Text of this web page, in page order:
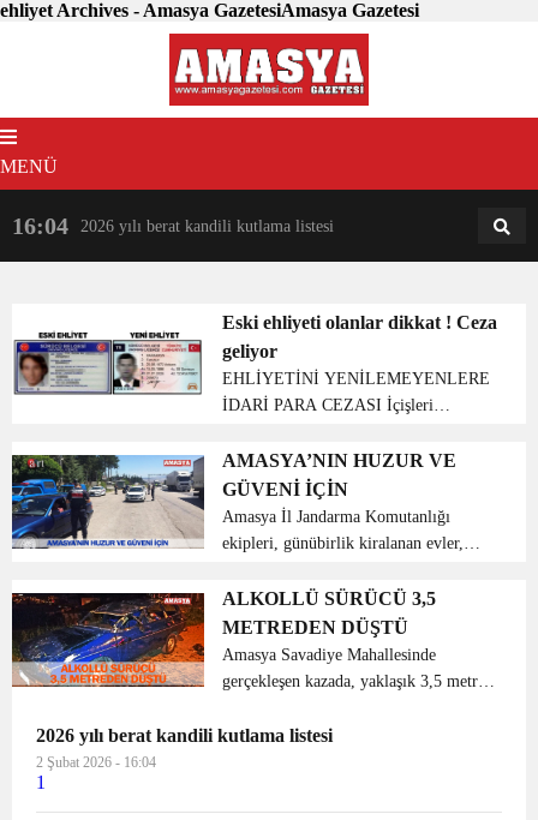
ehliyet Archives - Amasya GazetesiAmasya Gazetesi
MENÜ
16:04 2026 yılı berat kandili kutlama listesi 18:31
Eski ehliyeti olanlar dikkat ! Ceza
geliyor
EHLİYETİNİ YENİLEMEYENLERE
İDARİ PARA CEZASI İçişleri
ehliyetlerin yenilenmesi için uyardı. İç
işleri bakanlığı , eski ehliyeti olanların
31 Aralık’a...
AMASYA’NIN HUZUR VE
GÜVENİ İÇİN
Amasya İl Jandarma Komutanlığı
ekipleri, günübirlik kiralanan evler,
kaçakçılığına yönelik huzur ve güven
uygulaması gerçekleştirdi. Amasya İl
Jandarma Komutanlığı ek...
ALKOLLÜ SÜRÜCÜ 3,5
METREDEN DÜŞTÜ
Amasya Savadiye Mahallesinde
gerçekleşen kazada, yaklaşık 3,5 metre
otomobildeki 2 kişi yaralandı. Alınan
2026 yılı berat kandili kutlama listesi
2 Şubat 2026 - 16:04
1